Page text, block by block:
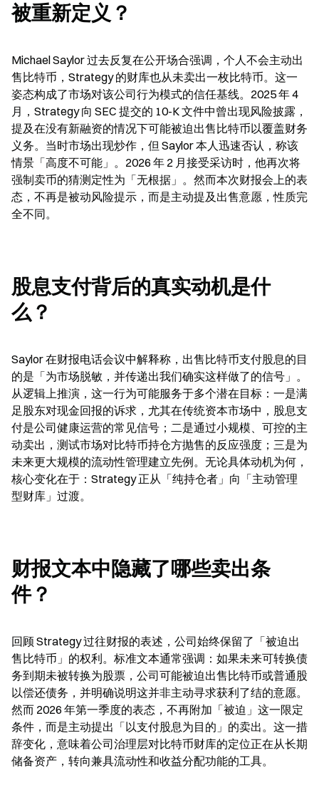
被重新定义？
Michael Saylor 过去反复在公开场合强调，个人不会主动出
售比特币，Strategy 的财库也从未卖出一枚比特币。这一
姿态构成了市场对该公司行为模式的信任基线。2025 年 4
月，Strategy 向 SEC 提交的 10-K 文件中曾出现风险披露，
提及在没有新融资的情况下可能被迫出售比特币以覆盖财务
义务。当时市场出现炒作，但 Saylor 本人迅速否认，称该
情景「高度不可能」。2026 年 2 月接受采访时，他再次将
强制卖币的猜测定性为「无根据」。然而本次财报会上的表
态，不再是被动风险提示，而是主动提及出售意愿，性质完
全不同。
股息支付背后的真实动机是什
么？
Saylor 在财报电话会议中解释称，出售比特币支付股息的目
的是「为市场脱敏，并传递出我们确实这样做了的信号」。
从逻辑上推演，这一行为可能服务于多个潜在目标：一是满
足股东对现金回报的诉求，尤其在传统资本市场中，股息支
付是公司健康运营的常见信号；二是通过小规模、可控的主
动卖出，测试市场对比特币持仓方抛售的反应强度；三是为
未来更大规模的流动性管理建立先例。无论具体动机为何，
核心变化在于：Strategy 正从「纯持仓者」向「主动管理
型财库」过渡。
财报文本中隐藏了哪些卖出条
件？
回顾 Strategy 过往财报的表述，公司始终保留了「被迫出
售比特币」的权利。标准文本通常强调：如果未来可转换债
务到期未被转换为股票，公司可能被迫出售比特币或普通股
以偿还债务，并明确说明这并非主动寻求获利了结的意愿。
然而 2026 年第一季度的表态，不再附加「被迫」这一限定
条件，而是主动提出「以支付股息为目的」的卖出。这一措
辞变化，意味着公司治理层对比特币财库的定位正在从长期
储备资产，转向兼具流动性和收益分配功能的工具。